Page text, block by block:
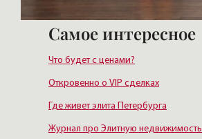
Самое интересное
Что будет с ценами?
Откровенно о VIP сделках
Где живет элита Петербурга
Журнал про Элитную недвижимость